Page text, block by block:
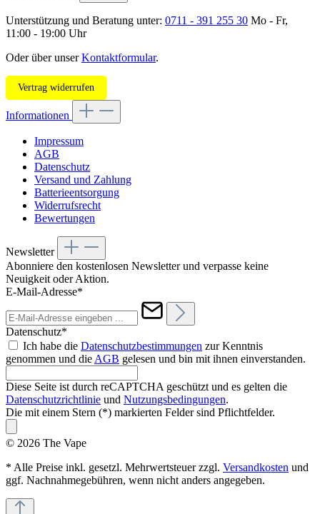
Unterstützung und Beratung unter: 0711 - 391 255 30 Mo - Fr,
11:00 - 19:00 Uhr
Oder über unserKontaktformular.
Vertrag widerrufen
Informationen
Impressum
AGB
Datenschutz
Versand und Zahlung
Batterieentsorgung
Widerrufsrecht
Bewertungen
Newsletter
Abonniere den kostenlosen Newsletter und verpasse keine
Neuigkeit oder Aktion.
E-Mail-Adresse*
Datenschutz*
Ich habe die Datenschutzbestimmungen zur Kenntnis
genommen und die AGB gelesen und bin mit ihnen einverstanden.
Diese Seite ist durch reCAPTCHA geschützt und es gelten die
Datenschutzrichtlinie und Nutzungsbedingungen.
Die mit einem Stern (*) markierten Felder sind Pflichtfelder.
© 2026 The Vape
* Alle Preise inkl. gesetzl. Mehrwertsteuer zzgl. Versandkosten und
ggf. Nachnahmegebühren, wenn nicht anders angegeben.